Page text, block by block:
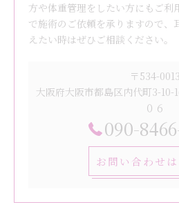
方や体重管理をしたい方にもご利
で施術のご依頼を承りますので、
えたい時はぜひご相談ください。
〒534-0013
大阪府大阪市都島区内代町3-
０６
090-
お問い合わせ